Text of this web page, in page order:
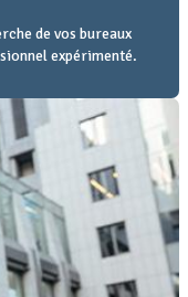
de vos bureaux
expérimenté.